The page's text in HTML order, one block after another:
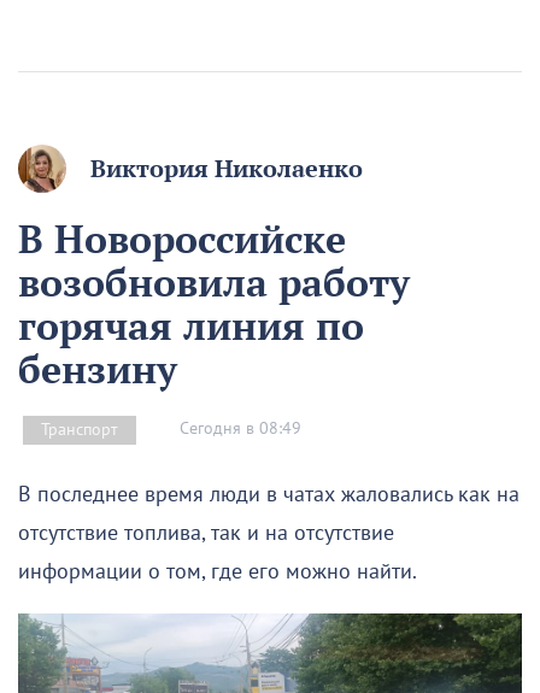
Виктория Николаенко
В Новороссийске
возобновила работу
горячая линия по
бензину
Транспорт Сегодня в 08:49
В последнее время люди в чатах жаловались как на
отсутствие топлива, так и на отсутствие
информации о том, где его можно найти.